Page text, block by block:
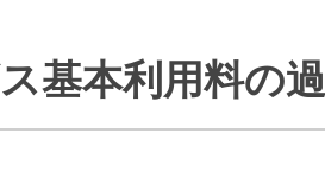
サポート
おうちサポート
活サポート
J:COMブックス
基本利用料の